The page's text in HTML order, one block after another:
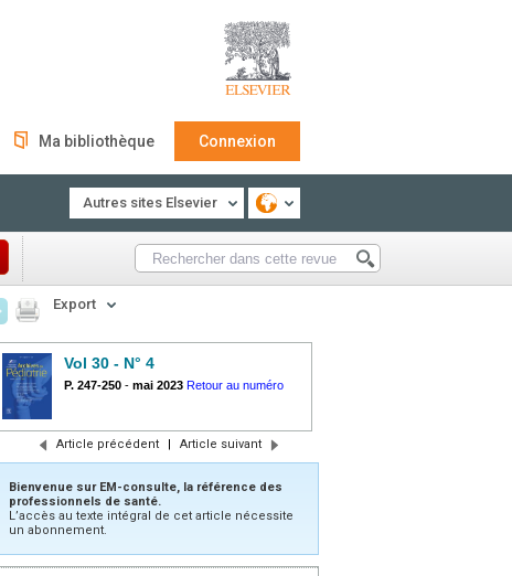
Ma bibliothèque Connexion
Autres sites Elsevier
Export
Vol 30 - N° 4
P. 247-250 - mai 2023 Retour au numéro
Article précédent | Article suivant
Bienvenue sur EM-consulte, la référence des
professionnels de santé.
L’accès au texte intégral de cet article nécessite
un abonnement.